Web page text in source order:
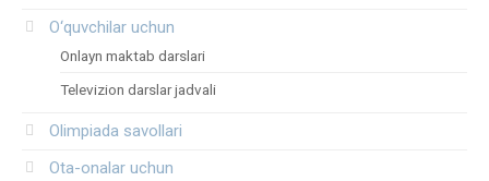
O‘quvchilar uchun
Onlayn maktab darslari
Televizion darslar jadvali
Olimpiada savollari
Ota-onalar uchun